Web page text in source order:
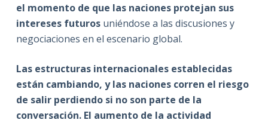
el momento de que las naciones protejan sus
intereses futuros uniéndose a las discusiones y
negociaciones en el escenario global.
Las estructuras internacionales establecidas
están cambiando, y las naciones corren el riesgo
de salir perdiendo si no son parte de la
conversación. El aumento de la actividad